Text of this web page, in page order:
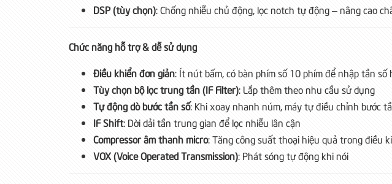
DSP (tùy chọn): Chống nhiễu chủ động, lọc notch tự động – nâng cao
Chức năng hỗ trợ & dễ sử dụng
Điều khiển đơn giản: Ít nút bấm, có bàn phím số 10 phím để nhập tần số
Tùy chọn bộ lọc trung tần (IF Filter): Lắp thêm theo nhu cầu sử dụng
Tự động dò bước tần số: Khi xoay nhanh núm, máy tự điều chỉnh bước
IF Shift: Dời dải tần trung gian để lọc nhiễu lân cận
Compressor âm thanh micro: Tăng công suất thoại hiệu quả trong điều
VOX (Voice Operated Transmission): Phát sóng tự động khi nói